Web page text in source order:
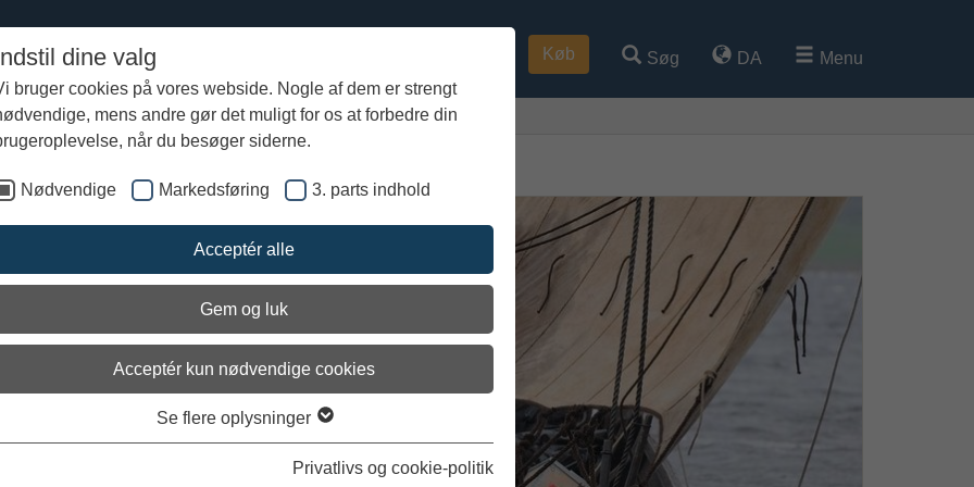
dine valg
bruger cookies på vores webside. Nogle af dem er strengt
mens andre gør det muligt for os at forbedre din
når du besøger siderne.
Nødvendige Markedsføring 3. parts indhold
Acceptér alle
Gem og luk
Acceptér kun nødvendige cookies
Se flere oplysninger
Privatlivs og cookie-politik
Køb Søg DA Menu